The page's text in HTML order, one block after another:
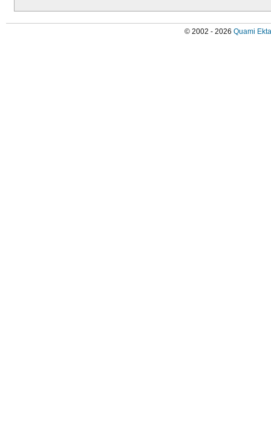
© 2002 - 2026 Quami